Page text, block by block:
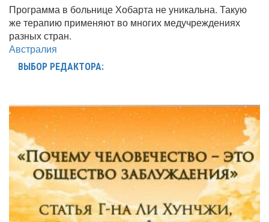
Программа в больнице Хобарта не уникальна. Такую
же терапию применяют во многих медучреждениях
разных стран.
Австралия
ВЫБОР РЕДАКТОРА: